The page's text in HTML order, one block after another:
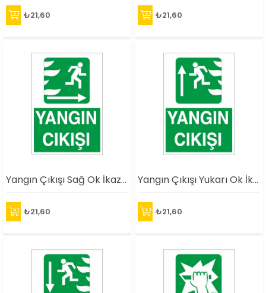
₺21,60 ₺21,60
Yangın Çıkışı Sağ Ok İkaz Levhası
₺21,60
Yangın Çıkışı Yukarı Ok İkaz Levhası
₺21,60